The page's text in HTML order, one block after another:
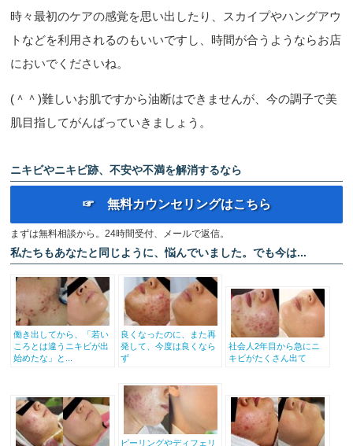
時々最初のケアの感覚を思い出したり、スカイプやハングアウ
トなどを利用されるのもいいですし、時間が合うようならお店
においでくださいね。
(＾＾)難しいお肌ですから油断はできませんが、今の調子で美
肌目指してがんばっていきましょう。
ニキビやニキビ跡、不安や不満を解消するなら
☞ 無料カウンセリングはこちら
まずは無料相談から。24時間受付、メールで返信。
私たちもあなたと同じように、悩んでいました。でも今は...
働き出してから、「若い
ころとは違うニキビが出
始めたな」と...
良くなったのに、また再
発して、今度は良くなら
ず
社会人2年目から急にニ
キビがたくさん出て
ピーリングやディフェリ